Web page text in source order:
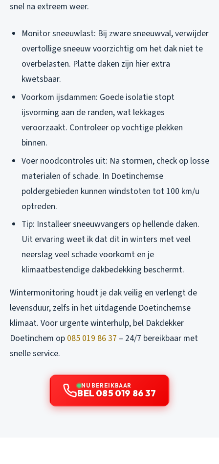
snel na extreem weer.
Monitor sneeuwlast: Bij zware sneeuwval, verwijder
overtollige sneeuw voorzichtig om het dak niet te
overbelasten. Platte daken zijn hier extra
kwetsbaar.
Voorkom ijsdammen: Goede isolatie stopt
ijsvorming aan de randen, wat lekkages
veroorzaakt. Controleer op vochtige plekken
binnen.
Voer noodcontroles uit: Na stormen, check op losse
materialen of schade. In Doetinchemse
poldergebieden kunnen windstoten tot 100 km/u
optreden.
Tip: Installeer sneeuwvangers op hellende daken.
Uit ervaring weet ik dat dit in winters met veel
neerslag veel schade voorkomt en je
klimaatbestendige dakbedekking beschermt.
Wintermonitoring houdt je dak veilig en verlengt de
levensduur, zelfs in het uitdagende Doetinchemse
klimaat. Voor urgente winterhulp, bel Dakdekker
Doetinchem op 085 019 86 37 – 24/7 bereikbaar met
snelle service.
NU BEREIKBAAR
BEL 085 019 86 37